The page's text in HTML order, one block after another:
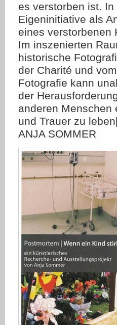
es verstorben ist.
Eigeninitiative als
eines verstorbenen
Im inszenierten
historische
der Charité und
Fotografie kann
der
anderen Menschen
und Trauer zu
ANJA SOMMER